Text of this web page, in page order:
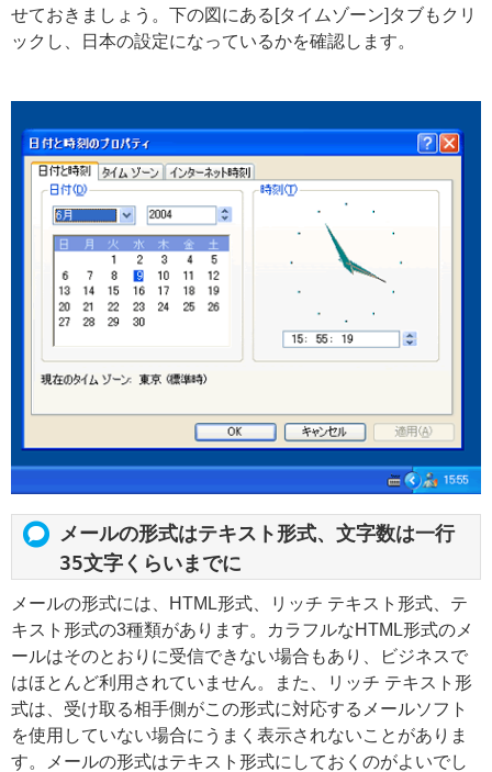
せておきましょう。下の図にある[タイムゾーン]タブもクリ
ックし、日本の設定になっているかを確認します。
メールの形式はテキスト形式、文字数は一行
35文字くらいまでに
メールの形式には、HTML形式、リッチ テキスト形式、テ
キスト形式の3種類があります。カラフルなHTML形式のメ
ールはそのとおりに受信できない場合もあり、ビジネスで
はほとんど利用されていません。また、リッチ テキスト形
式は、受け取る相手側がこの形式に対応するメールソフト
を使用していない場合にうまく表示されないことがありま
す。メールの形式はテキスト形式にしておくのがよいでし